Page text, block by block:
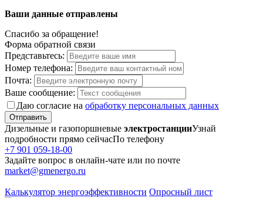
Ваши данные отправлены
Спасибо за обращение!
Форма обратной связи
Представьтесь:
Номер телефона:
Почта:
Ваше сообщение:
Даю согласие на обработку персональных данных
Отправить
Дизельные и газопоршневые электростанцииУзнай
подробности прямо сейчасПо телефону
+7 901 059-18-00
Задайте вопрос в онлайн-чате или по почте
market@gmenergo.ru
Калькулятор энергоэффективности Опросный лист